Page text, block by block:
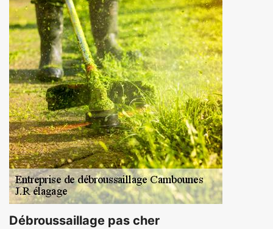
Débroussaillage pas cher